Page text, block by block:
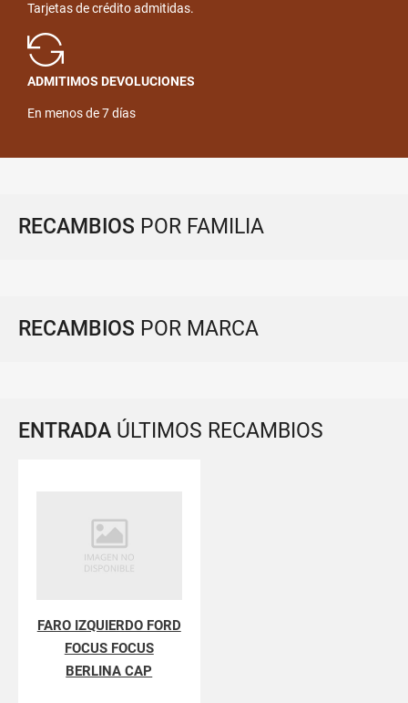
Tarjetas de crédito admitidas.
ADMITIMOS DEVOLUCIONES
En menos de 7 días
RECAMBIOS POR FAMILIA
RECAMBIOS POR MARCA
ENTRADA ÚLTIMOS RECAMBIOS
FARO IZQUIERDO FORD
FOCUS FOCUS
BERLINA CAP